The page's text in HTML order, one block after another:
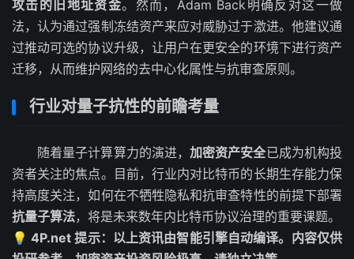
攻击的旧地址资金。然而，Adam Back明确反对这一做
法，认为通过强制冻结资产来应对威胁过于激进。他建议通
过推动可选的协议升级，让用户在更安全的环境下进行资产
迁移，从而维护网络的去中心化属性与抗审查原则。
行业对量子抗性的前瞻考量
随着量子计算算力的演进，加密资产安全已成为机构投
资者关注的焦点。目前，行业内对比特币的长期生存能力保
持高度关注，如何在不牺牲隐私和抗审查特性的前提下部署
抗量子算法，将是未来数年内比特币协议治理的重要课题。
💡 4P.net 提示：以上资讯由智能引擎自动编译。内容仅供